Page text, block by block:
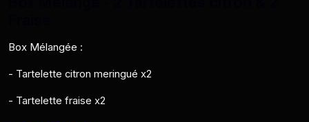
Box Mélangée :
- Tartelette citron meringué x2
- Tartelette fraise x2